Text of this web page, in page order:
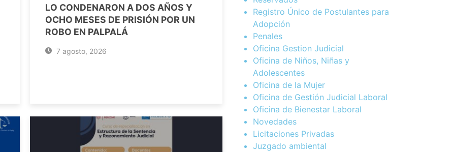
LO CONDENARON A DOS AÑOS Y
OCHO MESES DE PRISIÓN POR UN
ROBO EN PALPALÁ
7 agosto, 2026
Registro Único de Postulantes para
Adopción
Penales
Oficina Gestion Judicial
Oficina de Niños, Niñas y
Adolescentes
Oficina de la Mujer
Oficina de Gestión Judicial Laboral
Oficina de Bienestar Laboral
Novedades
Licitaciones Privadas
Juzgado ambiental